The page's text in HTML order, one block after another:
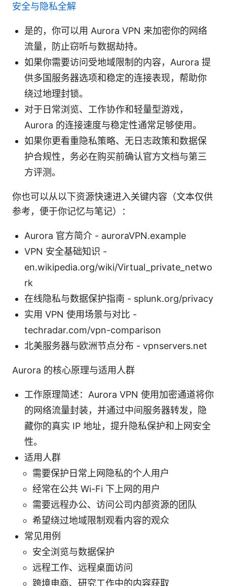
安全与隐私全解
是的，你可以用 Aurora VPN 来加密你的网络
流量，防止窃听与数据劫持。
如果你需要访问受地域限制的内容，Aurora 提
供多国服务器选项和稳定的连接表现，帮助你
绕过地理封锁。
对于日常浏览、工作协作和轻量型游戏，
Aurora 的连接速度与稳定性通常足够使用。
如果你更看重隐私策略、无日志政策和数据保
护合规性，务必在购买前确认官方文档与第三
方评测。
你也可以从以下资源快速进入关键内容（文本仅供
参考，便于你记忆与笔记）：
Aurora 官方简介 - auroraVPN.example
VPN 安全基础知识 -
en.wikipedia.org/wiki/Virtual_private_netwo
rk
在线隐私与数据保护指南 - splunk.org/privacy
实用 VPN 使用场景与对比 -
techradar.com/vpn-comparison
北美服务器与欧洲节点分布 - vpnservers.net
Aurora 的核心原理与适用人群
工作原理简述：Aurora VPN 使用加密通道将你
的网络流量封装，并通过中间服务器转发，隐
藏你的真实 IP 地址，提升隐私保护和上网安全
性。
适用人群
需要保护日常上网隐私的个人用户
经常在公共 Wi-Fi 下上网的用户
需要远程办公、访问公司内部资源的团队
希望绕过地域限制观看内容的观众
常见用例
安全浏览与数据保护
远程工作、远程桌面访问
跨境电商、研究工作中的内容获取